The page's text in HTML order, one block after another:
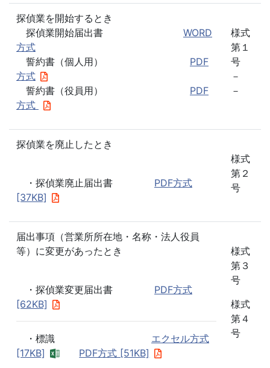
探偵業を開始するとき
探偵業開始届出書
WORD
方式
誓約書（個人用） PDF
方式
誓約書（役員用） PDF
方式
様式
第１
号
－
－
探偵業を廃止したとき
・探偵業廃止届出書 PDF方式
[37KB]
様式
第２
号
届出事項（営業所所在地・名称・法人役員
等）に変更があったとき
・探偵業変更届出書 PDF方式
[62KB]
・標識 エクセル方式
[17KB]
PDF方式 [51KB]
様式
第３
号
様式
第４
号